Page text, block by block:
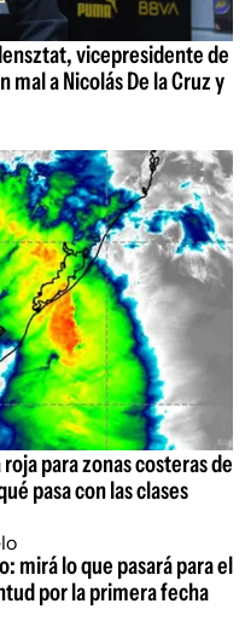
vicepresidente de
a Nicolás De la Cruz y
para zonas costeras de
pasa con las clases
mirá lo que pasará para el
por la primera fecha